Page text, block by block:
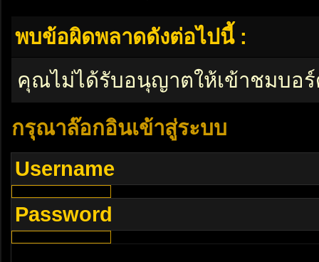
พบข้อผิดพลาดดังต่อไปนี้ :
คุณไม่ได้รับอนุญาตให้เข้าชมบอ
กรุณาล๊อกอินเข้าสู่ระบบ
Username
Password